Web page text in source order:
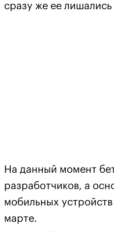
сразу же ее
На данный момент
разработчиков, а
мобильных
марте.